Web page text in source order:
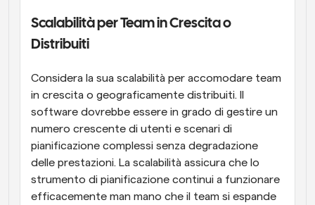
Scalabilità per Team in Crescita o
Distribuiti
Considera la sua scalabilità per accomodare team
in crescita o geograficamente distribuiti. Il
software dovrebbe essere in grado di gestire un
numero crescente di utenti e scenari di
pianificazione complessi senza degradazione
delle prestazioni. La scalabilità assicura che lo
strumento di pianificazione continui a funzionare
efficacemente man mano che il team si espande